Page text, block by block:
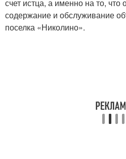
счет истца, а именно на то, что
содержание и обслуживание
поселка «Николино».